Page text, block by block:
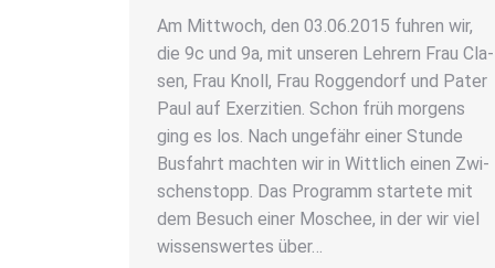
Am Mitt­woch, den 03.06.2015 fuh­ren wir,
die 9c und 9a, mit unse­ren Leh­rern Frau Cla­
sen, Frau Knoll, Frau Rog­gen­dorf und Pater
Paul auf Exer­zi­ti­en. Schon früh mor­gens
ging es los. Nach unge­fähr einer Stun­de
Bus­fahrt mach­ten wir in Witt­lich einen Zwi­
schen­stopp. Das Pro­gramm star­te­te mit
dem Besuch einer Moschee, in der wir viel
wis­sens­wer­tes über…